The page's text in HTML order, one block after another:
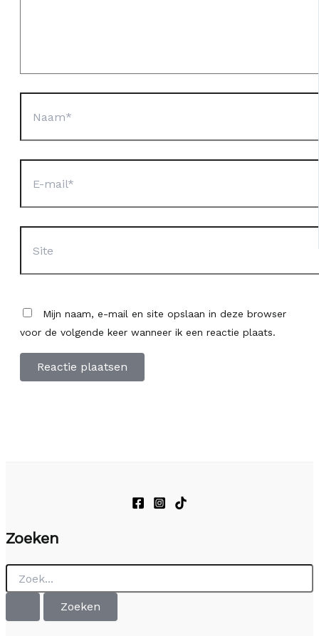
mail*
Mijn naam, e-mail en site opslaan in deze browser
voor de volgende keer wanneer ik een reactie plaats.
Zoeken
Zoek
naar: